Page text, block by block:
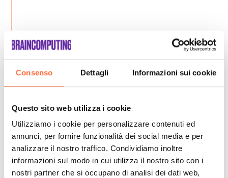
Consenso Dettagli Informazioni sui cookie
Questo sito web utilizza i cookie
Utilizziamo i cookie per personalizzare contenuti ed
annunci, per fornire funzionalità dei social media e per
analizzare il nostro traffico. Condividiamo inoltre
informazioni sul modo in cui utilizza il nostro sito con i
nostri partner che si occupano di analisi dei dati web,